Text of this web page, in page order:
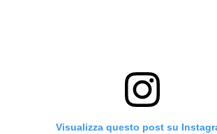
Visualizza questo post su